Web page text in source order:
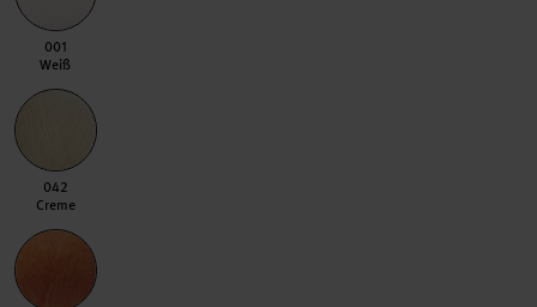
001 Weiß
001
Weiß
042 Creme
042
Creme